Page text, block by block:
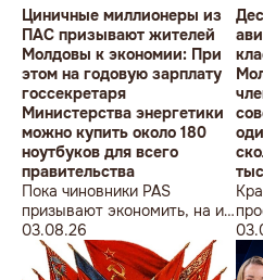
Циничные миллионеры из
ПАС призывают жителей
Молдовы к экономии: При
этом на годовую зарплату
госсекретаря
Министерства энергетики
можно купить около 180
ноутбуков для всего
правительства
Пока чиновники PAS
призывают экономить, на их
собственные доходы можно
купить технику для целого
учреждения
03.08.26